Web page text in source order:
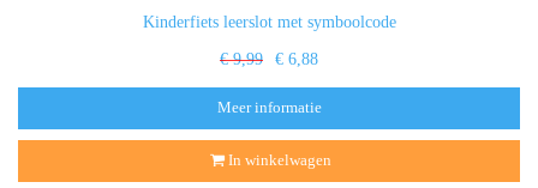
Kinderfiets leerslot met symboolcode
€ 9,99 € 6,88
Meer informatie
In winkelwagen